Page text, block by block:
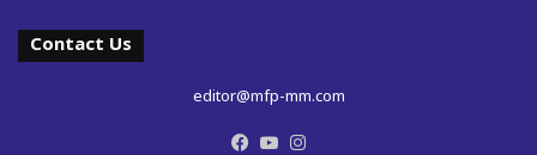
Contact Us
editor@mfp-mm.com
Facebook
YouTube